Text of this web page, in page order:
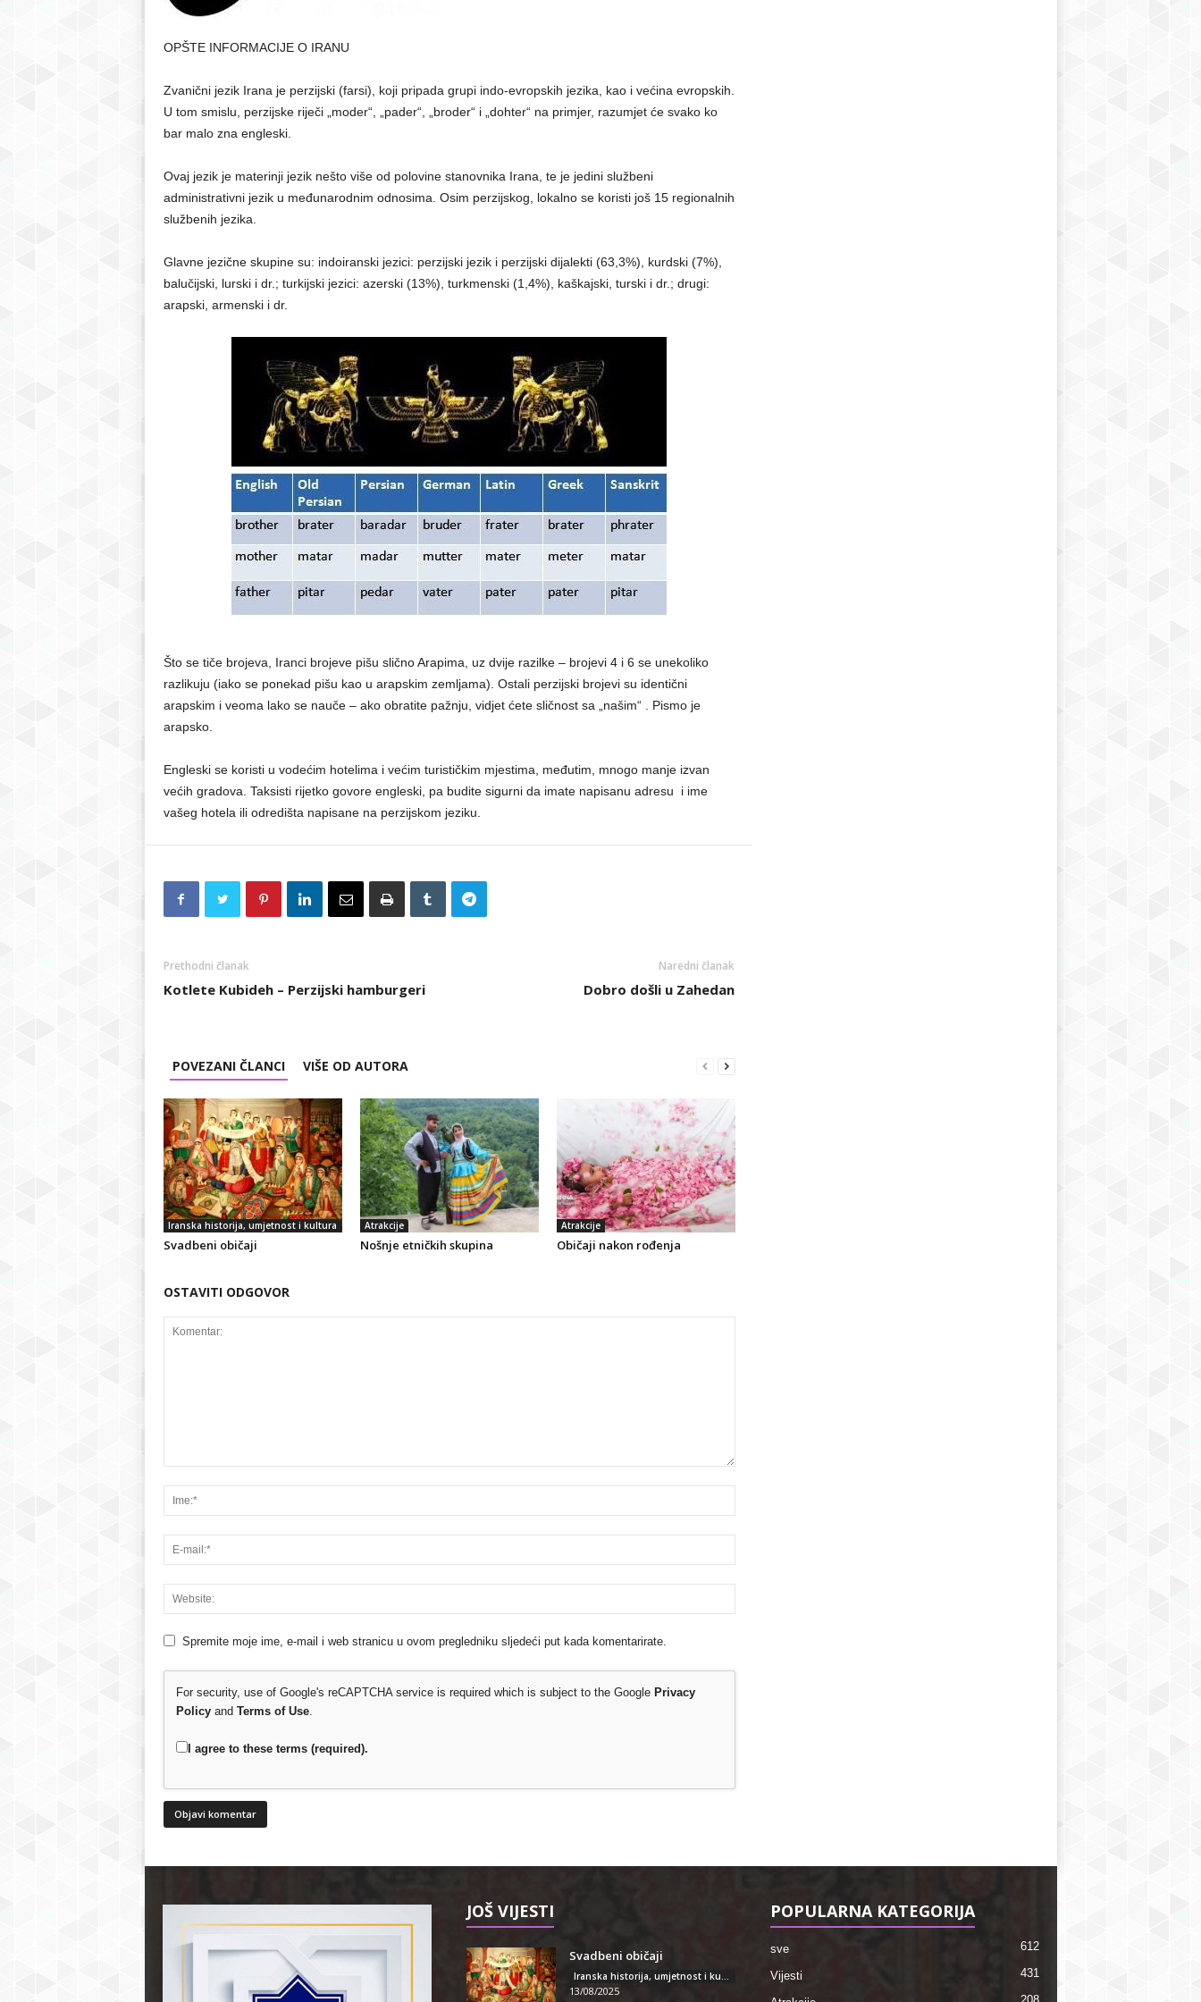
a
a
v
OPŠTE INFORMACIJE O IRANU
Zvanični jezik Irana je perzijski (farsi), koji pripada grupi indo-evropskih jezika, kao i većina evropskih.
U tom smislu, perzijske riječi „moder“, „pader“, „broder“ i „dohter“ na primjer, razumjet će svako ko
bar malo zna engleski.
Ovaj jezik je materinji jezik nešto više od polovine stanovnika Irana, te je jedini službeni
administrativni jezik u međunarodnim odnosima. Osim perzijskog, lokalno se koristi još 15 regionalnih
službenih jezika.
Glavne jezične skupine su: indoiranski jezici: perzijski jezik i perzijski dijalekti (63,3%), kurdski (7%),
balučijski, lurski i dr.; turkijski jezici: azerski (13%), turkmenski (1,4%), kaškajski, turski i dr.; drugi:
arapski, armenski i dr.
Što se tiče brojeva, Iranci brojeve pišu slično Arapima, uz dvije razilke – brojevi 4 i 6 se unekoliko
razlikuju (iako se ponekad pišu kao u arapskim zemljama). Ostali perzijski brojevi su identični
arapskim i veoma lako se nauče – ako obratite pažnju, vidjet ćete sličnost sa „našim“ . Pismo je
arapsko.
Engleski se koristi u vodećim hotelima i većim turističkim mjestima, međutim, mnogo manje izvan
većih gradova. Taksisti rijetko govore engleski, pa budite sigurni da imate napisanu adresu i ime
vašeg hotela ili odredišta napisane na perzijskom jeziku.
Prethodni članak
Kotlete Kubideh – Perzijski hamburgeri
Naredni članak
Dobro došli u Zahedan
POVEZANI ČLANCI VIŠE OD AUTORA
Iranska historija, umjetnost i kultura
Svadbeni običaji
Atrakcije
Nošnje etničkih skupina
Atrakcije
Običaji nakon rođenja
OSTAVITI ODGOVOR
Spremite moje ime, e-mail i web stranicu u ovom pregledniku sljedeći put kada komentarirate.
For security, use of Google's reCAPTCHA service is required which is subject to the Google Privacy
Policyand Terms of Use.
I agree to these terms (required).
JOŠ VIJESTI
Svadbeni običaji
Iranska historija, umjetnost i kultura
13/08/2025
POPULARNA KATEGORIJA
sve 612
Vijesti 431